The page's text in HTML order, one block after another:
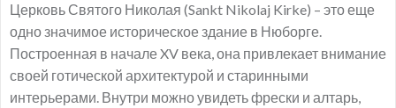
Церковь Святого Николая (Sankt Nikolaj Kirke) – это еще
одно значимое историческое здание в Нюборге.
Построенная в начале XV века, она привлекает внимание
своей готической архитектурой и старинными
интерьерами. Внутри можно увидеть фрески и алтарь,